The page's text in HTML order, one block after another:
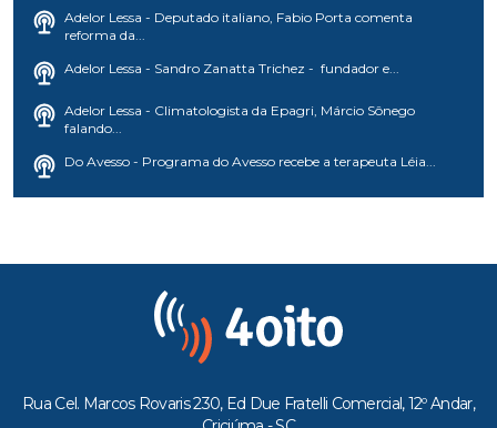
Adelor Lessa - Deputado italiano, Fabio Porta comenta
reforma da...
Adelor Lessa - Sandro Zanatta Trichez - fundador e...
Adelor Lessa - Climatologista da Epagri, Márcio Sônego
falando...
Do Avesso - Programa do Avesso recebe a terapeuta Léia...
Rua Cel. Marcos Rovaris 230, Ed Due Fratelli Comercial, 12º Andar,